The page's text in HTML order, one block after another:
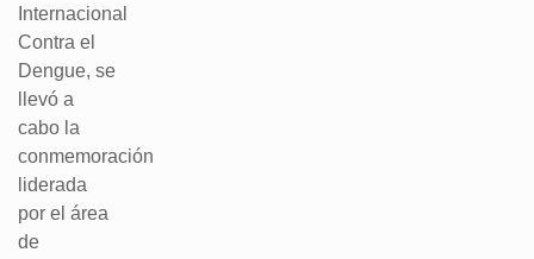
Internacional
Contra el
Dengue, se
llevó a
cabo la
conmemoración
liderada
por el área
de